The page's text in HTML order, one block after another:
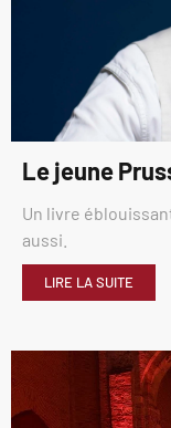
Le jeune
Un livre
aussi.
LIRE LA SUITE